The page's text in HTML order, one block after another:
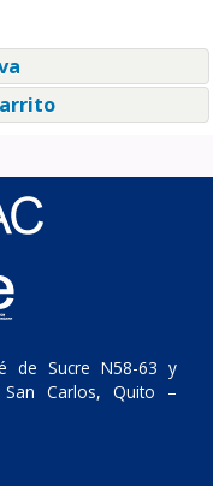
de Sucre N58-63 y
Carlos, Quito –